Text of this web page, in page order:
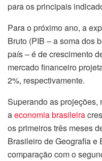
para os principais
Para o próximo ano, a
Bruto (PIB – a soma dos
país – é de crescimento
mercado financeiro
2%, respectivamente.
Superando as projeções,
aeconomia brasileira
os primeiros três meses
Brasileiro de Geografia e
comparação com o